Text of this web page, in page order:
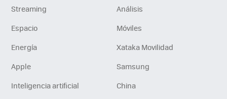
Streaming
Análisis
Espacio
Móviles
Energía
Xataka Movilidad
Apple
Samsung
Inteligencia artificial
China